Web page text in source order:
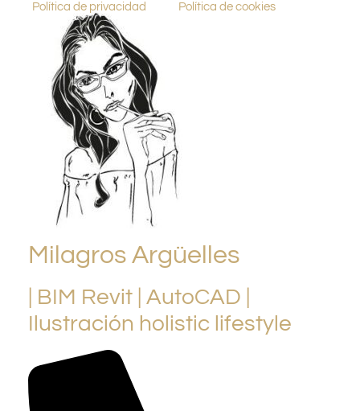
Milagros Argüelles
| BIM Revit | AutoCAD |
Ilustración holistic lifestyle
Política de privacidad
Política de cookies